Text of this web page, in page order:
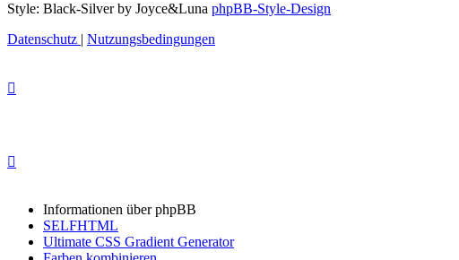
Style: Black-Silver by Joyce&Luna phpBB-Style-Design
Datenschutz | Nutzungsbedingungen
Informationen über phpBB
SELFHTML
Ultimate CSS Gradient Generator